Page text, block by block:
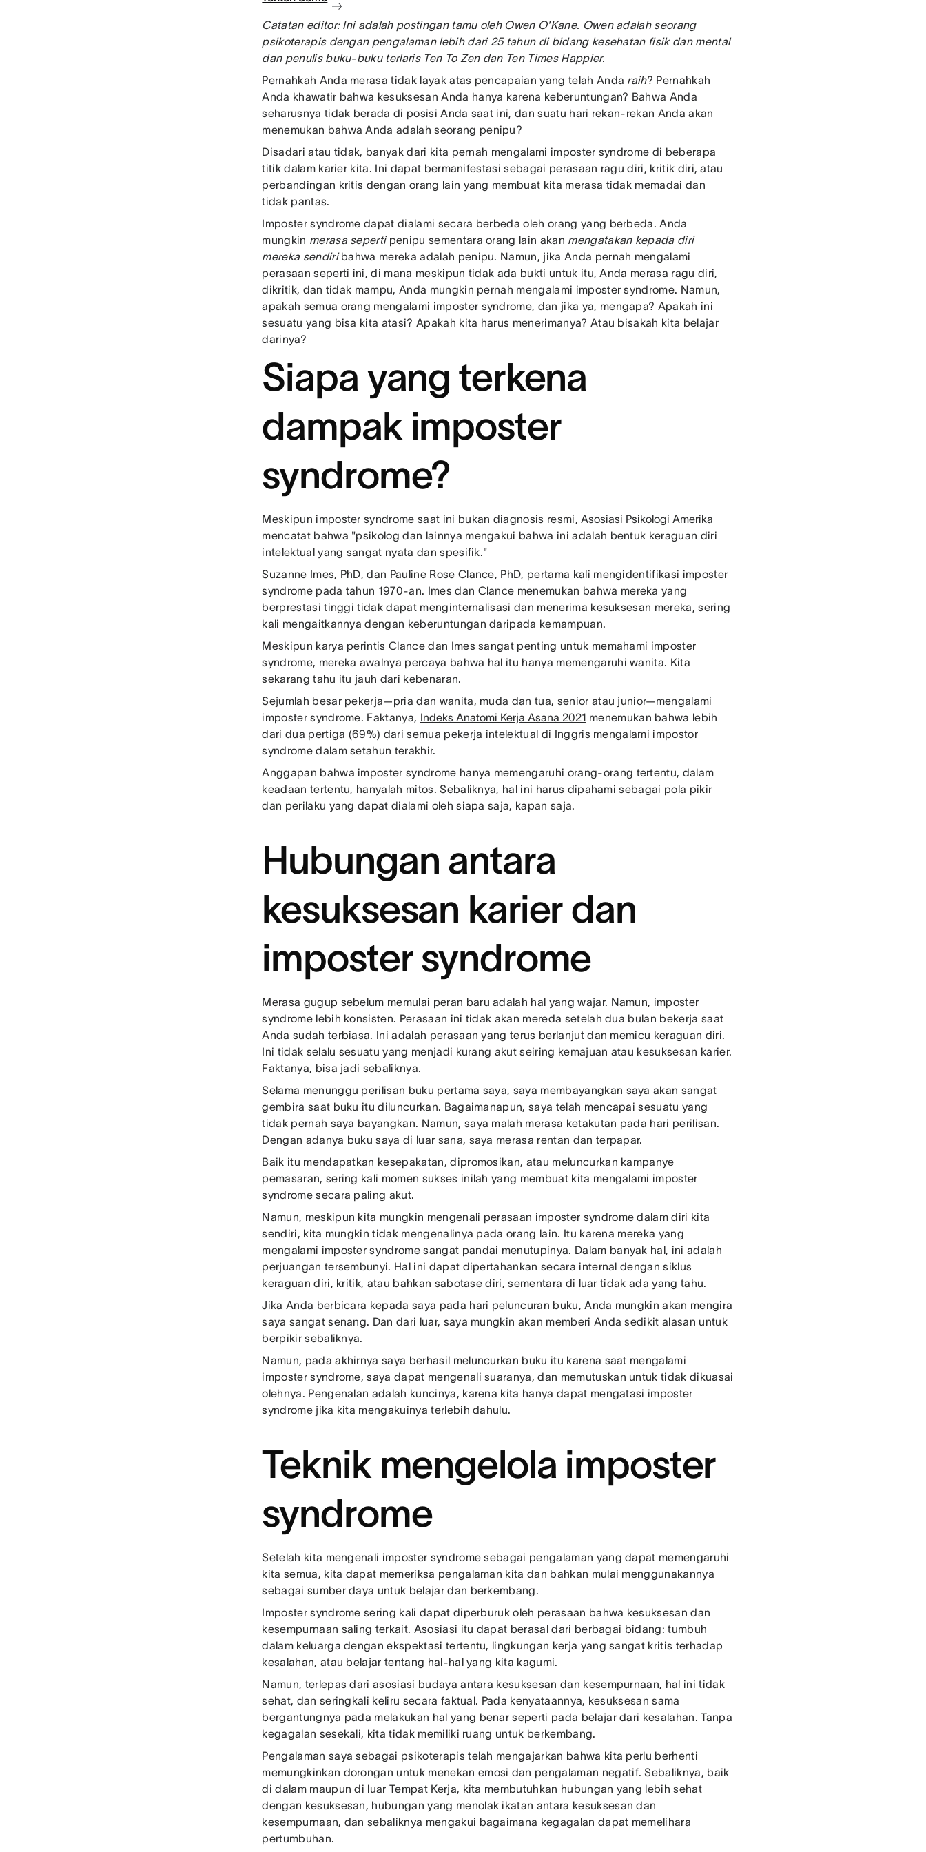
Catatan editor: Ini adalah postingan tamu oleh Owen O'Kane. Owen adalah seorang
psikoterapis dengan pengalaman lebih dari 25 tahun di bidang kesehatan fisik dan mental
dan penulis buku-buku terlaris Ten To Zen dan Ten Times Happier.
Pernahkah Anda merasa tidak layak atas pencapaian yang telah Anda raih? Pernahkah
Anda khawatir bahwa kesuksesan Anda hanya karena keberuntungan? Bahwa Anda
seharusnya tidak berada di posisi Anda saat ini, dan suatu hari rekan-rekan Anda akan
menemukan bahwa Anda adalah seorang penipu?
Disadari atau tidak, banyak dari kita pernah mengalami imposter syndrome di beberapa
titik dalam karier kita. Ini dapat bermanifestasi sebagai perasaan ragu diri, kritik diri, atau
perbandingan kritis dengan orang lain yang membuat kita merasa tidak memadai dan
tidak pantas.
Imposter syndrome dapat dialami secara berbeda oleh orang yang berbeda. Anda
mungkin merasa seperti penipu sementara orang lain akan mengatakan kepada diri
mereka sendiribahwa mereka adalah penipu. Namun, jika Anda pernah mengalami
perasaan seperti ini, di mana meskipun tidak ada bukti untuk itu, Anda merasa ragu diri,
dikritik, dan tidak mampu, Anda mungkin pernah mengalami imposter syndrome. Namun,
apakah semua orang mengalami imposter syndrome, dan jika ya, mengapa? Apakah ini
sesuatu yang bisa kita atasi? Apakah kita harus menerimanya? Atau bisakah kita belajar
darinya?
Siapa yang terkena
dampak imposter
syndrome?
Meskipun imposter syndrome saat ini bukan diagnosis resmi,Asosiasi Psikologi Amerika
mencatat bahwa "psikolog dan lainnya mengakui bahwa ini adalah bentuk keraguan diri
intelektual yang sangat nyata dan spesifik."
Suzanne Imes, PhD, dan Pauline Rose Clance, PhD, pertama kali mengidentifikasi imposter
syndrome pada tahun 1970-an. Imes dan Clance menemukan bahwa mereka yang
berprestasi tinggi tidak dapat menginternalisasi dan menerima kesuksesan mereka, sering
kali mengaitkannya dengan keberuntungan daripada kemampuan.
Meskipun karya perintis Clance dan Imes sangat penting untuk memahami imposter
syndrome, mereka awalnya percaya bahwa hal itu hanya memengaruhi wanita. Kita
sekarang tahu itu jauh dari kebenaran.
Sejumlah besar pekerja—pria dan wanita, muda dan tua, senior atau junior—mengalami
imposter syndrome. Faktanya, Indeks Anatomi Kerja Asana 2021 menemukan bahwa lebih
dari dua pertiga (69%) dari semua pekerja intelektual di Inggris mengalami impostor
syndrome dalam setahun terakhir.
Anggapan bahwa imposter syndrome hanya memengaruhi orang-orang tertentu, dalam
keadaan tertentu, hanyalah mitos. Sebaliknya, hal ini harus dipahami sebagai pola pikir
dan perilaku yang dapat dialami oleh siapa saja, kapan saja.
Hubungan antara
kesuksesan karier dan
imposter syndrome
Merasa gugup sebelum memulai peran baru adalah hal yang wajar. Namun, imposter
syndrome lebih konsisten. Perasaan ini tidak akan mereda setelah dua bulan bekerja saat
Anda sudah terbiasa. Ini adalah perasaan yang terus berlanjut dan memicu keraguan diri.
Ini tidak selalu sesuatu yang menjadi kurang akut seiring kemajuan atau kesuksesan karier.
Faktanya, bisa jadi sebaliknya.
Selama menunggu perilisan buku pertama saya, saya membayangkan saya akan sangat
gembira saat buku itu diluncurkan. Bagaimanapun, saya telah mencapai sesuatu yang
tidak pernah saya bayangkan. Namun, saya malah merasa ketakutan pada hari perilisan.
Dengan adanya buku saya di luar sana, saya merasa rentan dan terpapar.
Baik itu mendapatkan kesepakatan, dipromosikan, atau meluncurkan kampanye
pemasaran, sering kali momen sukses inilah yang membuat kita mengalami imposter
syndrome secara paling akut.
Namun, meskipun kita mungkin mengenali perasaan imposter syndrome dalam diri kita
sendiri, kita mungkin tidak mengenalinya pada orang lain. Itu karena mereka yang
mengalami imposter syndrome sangat pandai menutupinya. Dalam banyak hal, ini adalah
perjuangan tersembunyi. Hal ini dapat dipertahankan secara internal dengan siklus
keraguan diri, kritik, atau bahkan sabotase diri, sementara di luar tidak ada yang tahu.
Jika Anda berbicara kepada saya pada hari peluncuran buku, Anda mungkin akan mengira
saya sangat senang. Dan dari luar, saya mungkin akan memberi Anda sedikit alasan untuk
berpikir sebaliknya.
Namun, pada akhirnya saya berhasil meluncurkan buku itu karena saat mengalami
imposter syndrome, saya dapat mengenali suaranya, dan memutuskan untuk tidak dikuasai
olehnya. Pengenalan adalah kuncinya, karena kita hanya dapat mengatasi imposter
syndrome jika kita mengakuinya terlebih dahulu.
Teknik mengelola imposter
syndrome
Setelah kita mengenali imposter syndrome sebagai pengalaman yang dapat memengaruhi
kita semua, kita dapat memeriksa pengalaman kita dan bahkan mulai menggunakannya
sebagai sumber daya untuk belajar dan berkembang.
Imposter syndrome sering kali dapat diperburuk oleh perasaan bahwa kesuksesan dan
kesempurnaan saling terkait. Asosiasi itu dapat berasal dari berbagai bidang: tumbuh
dalam keluarga dengan ekspektasi tertentu, lingkungan kerja yang sangat kritis terhadap
kesalahan, atau belajar tentang hal-hal yang kita kagumi.
Namun, terlepas dari asosiasi budaya antara kesuksesan dan kesempurnaan, hal ini tidak
sehat, dan seringkali keliru secara faktual. Pada kenyataannya, kesuksesan sama
bergantungnya pada melakukan hal yang benar seperti pada belajar dari kesalahan. Tanpa
kegagalan sesekali, kita tidak memiliki ruang untuk berkembang.
Pengalaman saya sebagai psikoterapis telah mengajarkan bahwa kita perlu berhenti
memungkinkan dorongan untuk menekan emosi dan pengalaman negatif. Sebaliknya, baik
di dalam maupun di luar Tempat Kerja, kita membutuhkan hubungan yang lebih sehat
dengan kesuksesan, hubungan yang menolak ikatan antara kesuksesan dan
kesempurnaan, dan sebaliknya mengakui bagaimana kegagalan dapat memelihara
pertumbuhan.